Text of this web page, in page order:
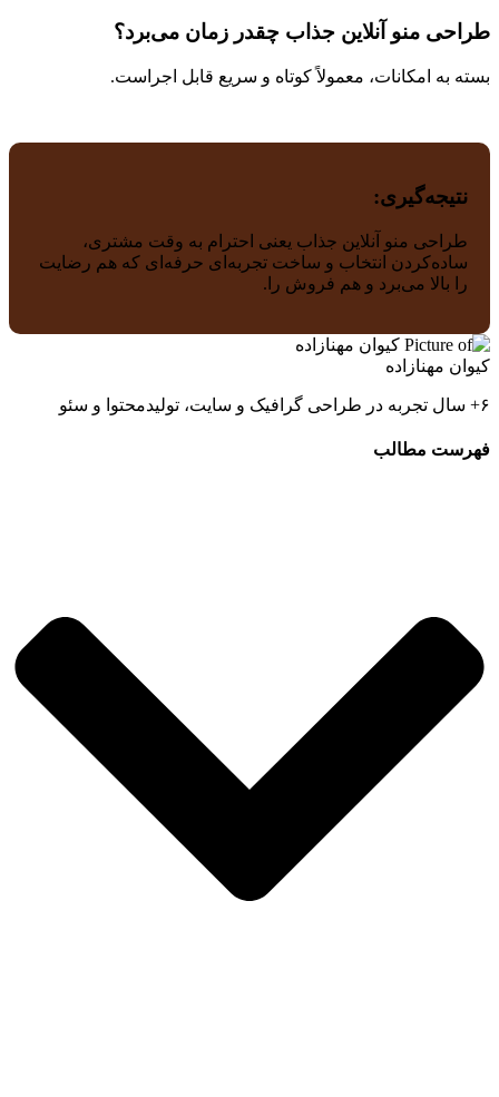
طراحی منو آنلاین جذاب چقدر زمان می‌برد؟
بسته به امکانات، معمولاً کوتاه و سریع قابل اجراست.
نتیجه‌گیری:
طراحی منو آنلاین جذاب یعنی احترام به وقت مشتری،
ساده‌کردن انتخاب و ساخت تجربه‌ای حرفه‌ای که هم رضایت
را بالا می‌برد و هم فروش را.
کیوان مهنازاده
۶+ سال تجربه در طراحی گرافیک و سایت، تولیدمحتوا و سئو
فهرست مطالب